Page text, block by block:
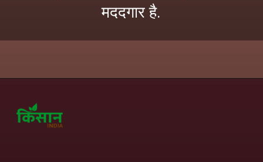
मददगार है.